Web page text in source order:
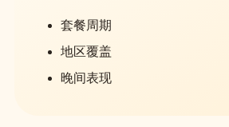
套餐周期
地区覆盖
晚间表现